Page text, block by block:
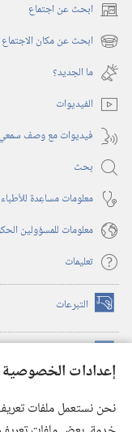
إعدادات الخصوصية
نحن نستعمل ملفات
ابحث عن اجتماع (يفتح
نافذة ابحث عن مكان الاجتماع (يفتح
نافذة
جديدة)
ما الجديد؟‏
الفيديوات
فيديوات مع وصف سمعي
بحث
معلومات مساعِدة للأطباء
معلومات للمسؤولين
تعليمات
التبرعات (يفتح
نافذة
(يفتح
نافذة
(يفتح
نافذة
®